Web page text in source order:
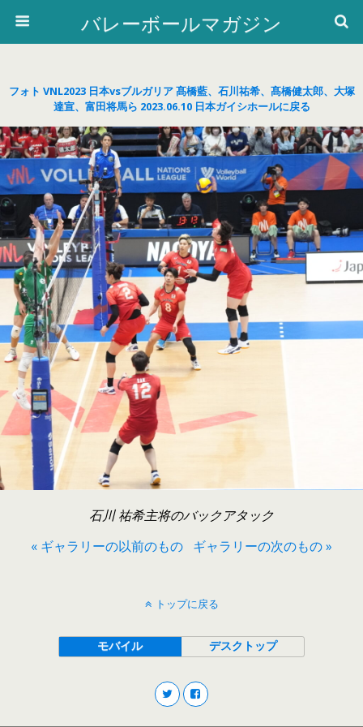
バレーボールマガジン
フォト VNL2023 日本vsブルガリア 髙橋藍、石川祐希、髙橋健太郎、大塚
達宣、富田将馬ら 2023.06.10 日本ガイシホールに戻る
石川 祐希主将のバックアタック
« ギャラリーの以前のもの ギャラリーの次のもの »
トップに戻る
モバイル デスクトップ